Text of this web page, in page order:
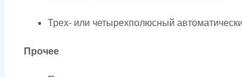
Трех- или четырехполюсный
Прочее